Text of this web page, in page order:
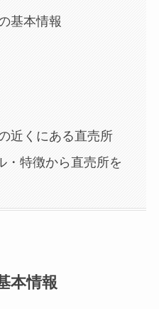
基本情報
近くにある直売所
・特徴から直売所を
本情報